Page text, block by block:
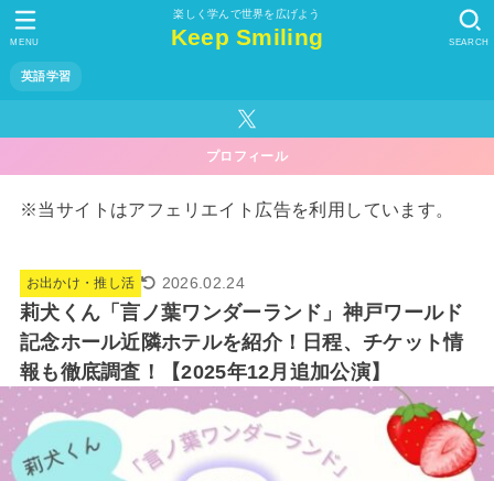
楽しく学んで世界を広げよう
Keep Smiling
英語学習
SEARCH
MENU
プロフィール
※当サイトはアフェリエイト広告を利用しています。
お出かけ・推し活 2026.02.24
莉犬くん「言ノ葉ワンダーランド」神戸ワールド
記念ホール近隣ホテルを紹介！日程、チケット情
報も徹底調査！【2025年12月追加公演】